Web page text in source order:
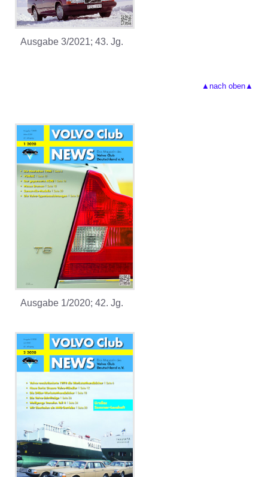
Ausgabe 3/2021; 43. Jg.
▲nach oben▲
Ausgabe 1/2020; 42. Jg.